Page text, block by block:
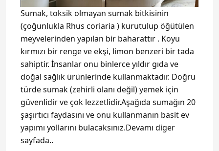
Sumak, toksik olmayan sumak bitkisinin
(çoğunlukla Rhus coriaria ) kurutulup öğütülen
meyvelerinden yapılan bir baharattır . Koyu
kırmızı bir renge ve ekşi, limon benzeri bir tada
sahiptir. İnsanlar onu binlerce yıldır gıda ve
doğal sağlık ürünlerinde kullanmaktadır. Doğru
türde sumak (zehirli olanı değil) yemek için
güvenlidir ve çok lezzetlidir.Aşağıda sumağın 20
şaşırtıcı faydasını ve onu kullanmanın basit ev
yapımı yollarını bulacaksınız.Devamı diger
sayfada..